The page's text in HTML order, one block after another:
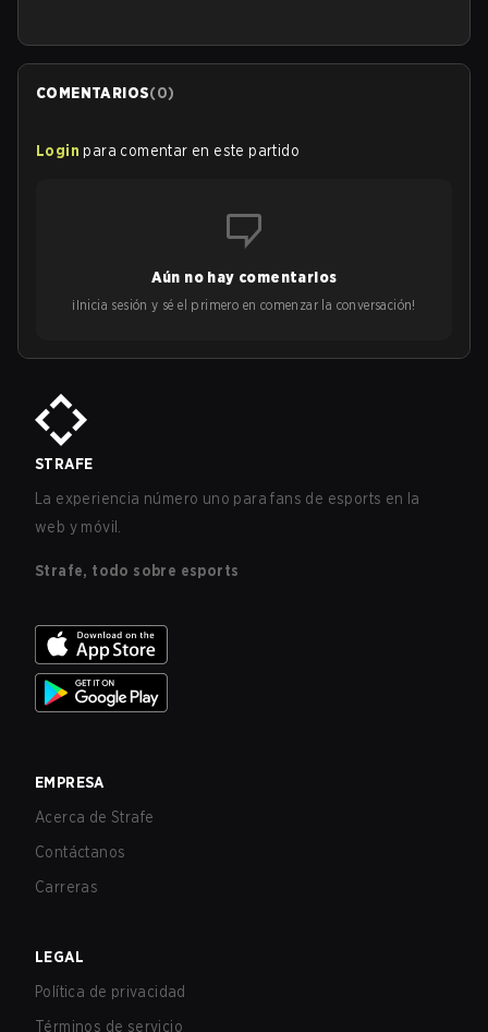
COMENTARIOS(0)
Login para comentar en este partido
Aún no hay comentarios
¡Inicia sesión y sé el primero en comenzar la conversación!
STRAFE
La experiencia número uno para fans de esports en la
web y móvil.
Strafe, todo sobre esports
EMPRESA
Acerca de Strafe
Contáctanos
Carreras
LEGAL
Política de privacidad
Términos de servicio